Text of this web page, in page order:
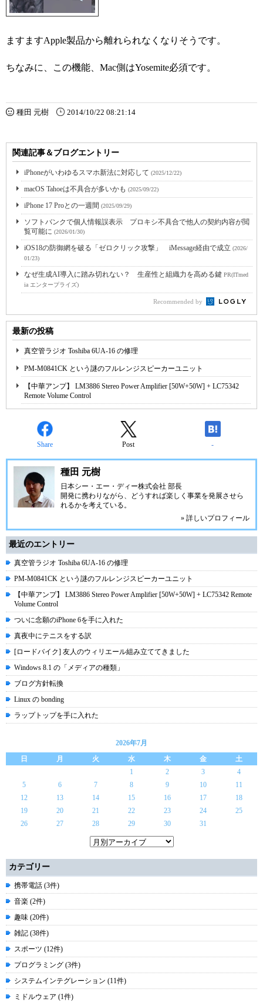
ますますApple製品から離れられなくなりそうです。
ちなみに、この機能、Mac側はYosemite必須です。
種田 元樹 2014/10/22 08:21:14
関連記事＆ブログエントリー
iPhoneがいわゆるスマホ新法に対応して (2025/12/22)
macOS Tahoeは不具合が多いかも (2025/09/22)
iPhone 17 Proとの一週間 (2025/09/29)
ソフトバンクで個人情報誤表示 プロキシ不具合で他人の契約内容が閲
覧可能に (2026/01/30)
iOS18の防御網を破る「ゼロクリック攻撃」 iMessage経由で成立 (2026/
01/23)
なぜ生成AI導入に踏み切れない？ 生産性と組織力を高める鍵 PR(ITmed
ia エンタープライズ)
Recommended by
最新の投稿
真空管ラジオ Toshiba 6UA-16 の修理
PM-M0841CK という謎のフルレンジスピーカーユニット
【中華アンプ】 LM3886 Stereo Power Amplifier [50W+50W] + LC75342
Remote Volume Control
Share Post -
種田 元樹
日本シー・エー・ディー株式会社 部長
開発に携わりながら、どうすれば楽しく事業を発展させら
れるかを考えている。
» 詳しいプロフィール
最近のエントリー
真空管ラジオ Toshiba 6UA-16 の修理
PM-M0841CK という謎のフルレンジスピーカーユニット
【中華アンプ】 LM3886 Stereo Power Amplifier [50W+50W] + LC75342 Remote
Volume Control
ついに念願のiPhone 6を手に入れた
真夜中にテニスをする訳
[ロードバイク] 友人のウィリエール組み立ててきました
Windows 8.1 の「メディアの種類」
ブログ方針転換
Linux の bonding
ラップトップを手に入れた
2026年7月
日
月 火 水 木 金
土
1
2 3
4
5
6 7 8 9 10
11
12
13 14 15 16 17
18
19
20 21 22 23 24
25
26
27 28 29 30 31
カテゴリー
携帯電話 (3件)
音楽 (2件)
趣味 (20件)
雑記 (38件)
スポーツ (12件)
プログラミング (3件)
システムインテグレーション (11件)
ミドルウェア (1件)